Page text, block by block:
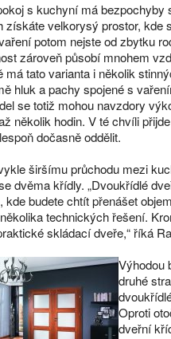
s kuchyní má bezpochyby
získáte velkorysý prostor, kde
potom nejste od zbytku
zároveň působí mnohem
má tato varianta i několik
hluk a pachy spojené s
se totiž mohou navzdory
několik hodin. V té chvíli
dočasně oddělit.
širšímu průchodu mezi
dvěma křídly. „Dvoukřídlé
kde budete chtít přenášet
technických řešení.
skládací dveře,“ říká
Výhodou
druhé
Oproti
dveřní